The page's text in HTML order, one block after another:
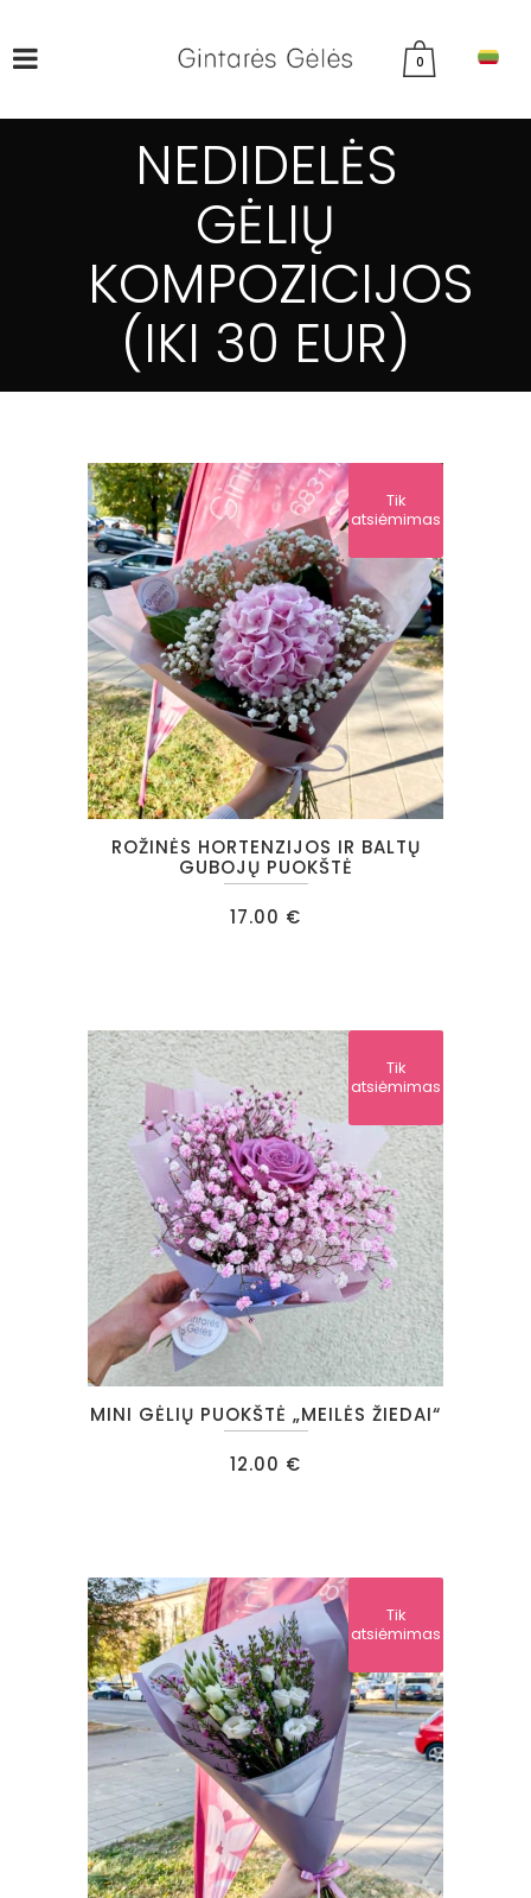
0
NEDIDELĖS
GĖLIŲ
KOMPOZICIJOS
(IKI 30 EUR)
ROŽINĖS HORTENZIJOS IR BALTŲ
GUBOJŲ PUOKŠTĖ
17.00 €
Tik
atsiėmimas
MINI GĖLIŲ PUOKŠTĖ „MEILĖS ŽIEDAI“
12.00 €
Tik
atsiėmimas
Tik
atsiėmimas